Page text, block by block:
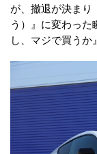
が、撤退が決まり
う）』に変わっ
し、マジで買うか